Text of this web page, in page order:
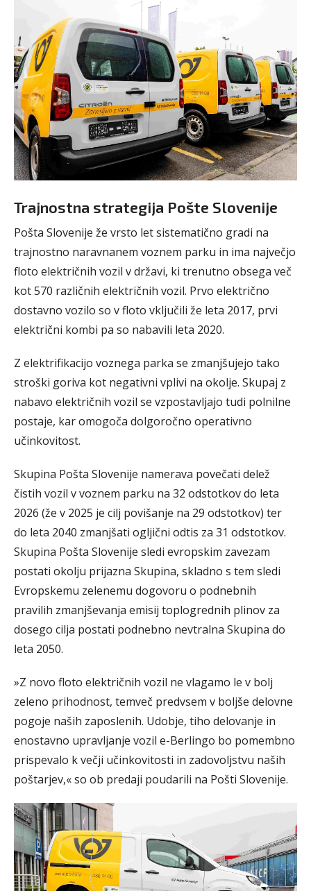
Trajnostna strategija Pošte Slovenije
Pošta Slovenije že vrsto let sistematično gradi na
trajnostno naravnanem voznem parku in ima največjo
floto električnih vozil v državi, ki trenutno obsega več
kot 570 različnih električnih vozil. Prvo električno
dostavno vozilo so v floto vključili že leta 2017, prvi
električni kombi pa so nabavili leta 2020.
Z elektrifikacijo voznega parka se zmanjšujejo tako
stroški goriva kot negativni vplivi na okolje. Skupaj z
nabavo električnih vozil se vzpostavljajo tudi polnilne
postaje, kar omogoča dolgoročno operativno
učinkovitost.
Skupina Pošta Slovenije namerava povečati delež
čistih vozil v voznem parku na 32 odstotkov do leta
2026 (že v 2025 je cilj povišanje na 29 odstotkov) ter
do leta 2040 zmanjšati ogljični odtis za 31 odstotkov.
Skupina Pošta Slovenije sledi evropskim zavezam
postati okolju prijazna Skupina, skladno s tem sledi
Evropskemu zelenemu dogovoru o podnebnih
pravilih zmanjševanja emisij toplogrednih plinov za
dosego cilja postati podnebno nevtralna Skupina do
leta 2050.
»Z novo floto električnih vozil ne vlagamo le v bolj
zeleno prihodnost, temveč predvsem v boljše delovne
pogoje naših zaposlenih. Udobje, tiho delovanje in
enostavno upravljanje vozil e-Berlingo bo pomembno
prispevalo k večji učinkovitosti in zadovoljstvu naših
poštarjev,« so ob predaji poudarili na Pošti Slovenije.